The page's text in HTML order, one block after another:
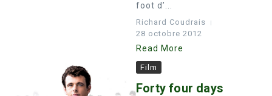
foot d’...
Richard Coudrais
28 octobre 2012
Read More
Film
Forty four days